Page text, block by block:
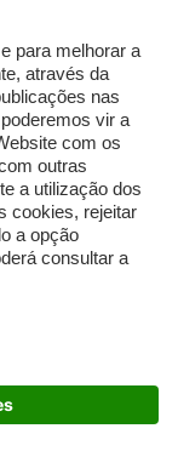
Homem
Sustentáveis